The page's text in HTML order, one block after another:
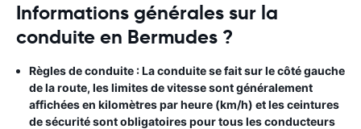
Informations générales sur la
conduite en Bermudes ?
Règles de conduite :La conduite se fait sur le côté gauche
de la route, les limites de vitesse sont généralement
affichées en kilomètres par heure (km/h) et les ceintures
de sécurité sont obligatoires pour tous les conducteurs